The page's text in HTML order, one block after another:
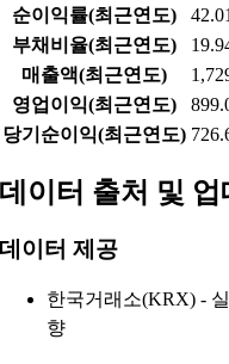
순이익률(최근연도)
42.01
부채비율(최근연도)
매출액(최근연도)
영업이익(최근연도)
당기순이익(최근연도)
데이터 출처 및
데이터 제공
한국거래소(KRX) -
향